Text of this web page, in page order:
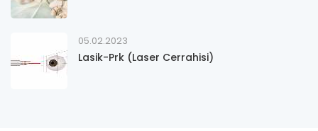
05.02.2023
Lasik-Prk (Laser Cerrahisi)